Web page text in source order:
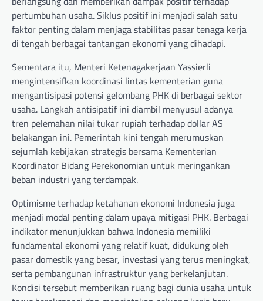
pertumbuhan usaha. Siklus positif ini menjadi salah satu
faktor penting dalam menjaga stabilitas pasar tenaga kerja
di tengah berbagai tantangan ekonomi yang dihadapi.
Sementara itu, Menteri Ketenagakerjaan Yassierli
mengintensifkan koordinasi lintas kementerian guna
mengantisipasi potensi gelombang PHK di berbagai sektor
usaha. Langkah antisipatif ini diambil menyusul adanya
tren pelemahan nilai tukar rupiah terhadap dollar AS
belakangan ini. Pemerintah kini tengah merumuskan
sejumlah kebijakan strategis bersama Kementerian
Koordinator Bidang Perekonomian untuk meringankan
beban industri yang terdampak.
Optimisme terhadap ketahanan ekonomi Indonesia juga
menjadi modal penting dalam upaya mitigasi PHK. Berbagai
indikator menunjukkan bahwa Indonesia memiliki
fundamental ekonomi yang relatif kuat, didukung oleh
pasar domestik yang besar, investasi yang terus meningkat,
serta pembangunan infrastruktur yang berkelanjutan.
Kondisi tersebut memberikan ruang bagi dunia usaha untuk